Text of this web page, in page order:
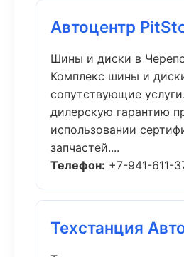
Автоцентр
Шины и диски в
Комплекс шины и
сопутствующие
дилерскую гарантию
использовании
запчастей....
Телефон: +7-941-611-
Техстанция